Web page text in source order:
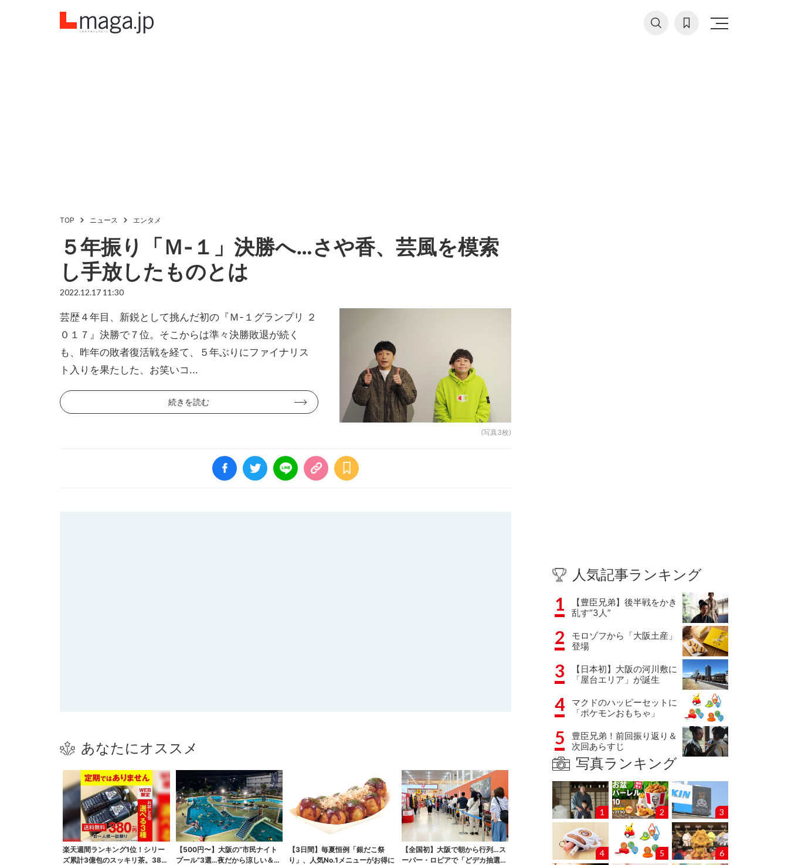
TOP ニュース エンタメ
５年振り「Ｍ-１」決勝へ…さや香、芸風を模索
し手放したものとは
2022.12.17 11:30
(写真3枚)
芸歴４年目、新鋭として挑んだ初の『Ｍ-１グランプリ ２
０１７』決勝で７位。そこからは準々決勝敗退が続く
も、昨年の敗者復活戦を経て、５年ぶりにファイナリス
ト入りを果たした、お笑いコ...
続きを読む
あなたにオススメ
楽天週間ランキング1位！シリー
ズ累計3億包のスッキリ茶。380
【500円〜】大阪の“市民ナイト
プール”3選…夜だから涼しい＆コ
【3日間】毎夏恒例「銀だこ祭
り」、人気No.1メニューがお得に
【全国初】大阪で朝から行列…ス
ーパー・ロピアで「どデカ抽選
人気記事ランキング
1
【豊臣兄弟】後半戦をかき
乱す“3人”
2
モロゾフから「大阪土産」
登場
3
【日本初】大阪の河川敷に
「屋台エリア」が誕生
4
マクドのハッピーセットに
「ポケモンおもちゃ」
5
豊臣兄弟！前回振り返り＆
次回あらすじ
写真ランキング
1 2 3
4 5 6